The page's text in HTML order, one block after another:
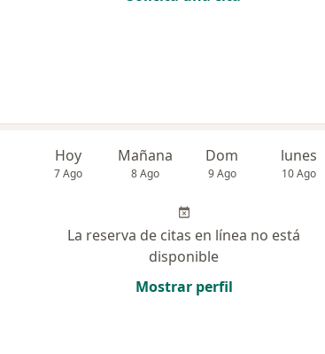
Hoy
7 Ago
Mañana
8 Ago
Dom
9 Ago
lunes
10 Ago
La reserva de citas en línea no está
disponible
Mostrar perfil